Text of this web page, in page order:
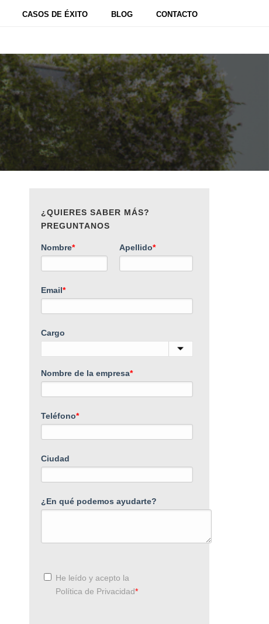
CASOS DE ÉXITO BLOG CONTACTO
¿QUIERES SABER MÁS?
PREGUNTANOS
Nombre* Apellido*
Email*
Cargo
Nombre de la empresa*
Teléfono*
Ciudad
¿En qué podemos ayudarte?
He leído y acepto la
Política de Privacidad*